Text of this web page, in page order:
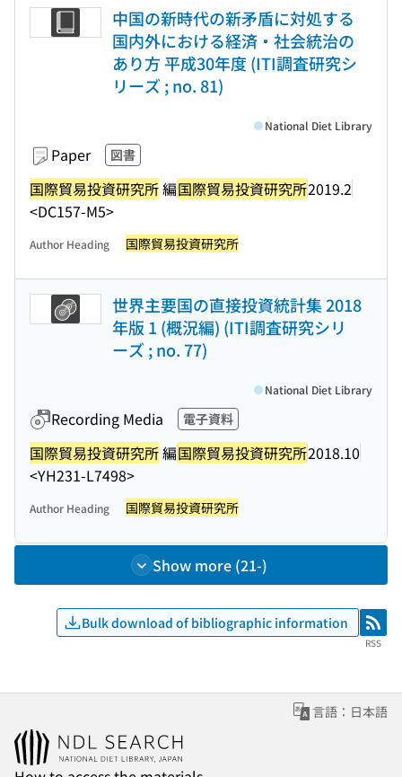
中国の新時代の新矛盾に対処する
国内外における経済・社会統治の
あり方 平成30年度 (ITI調査研究シ
リーズ ; no. 81)
Paper 図書
国際貿易投資研究所編国際貿易投資研究所2019.2
<DC157-M5>
National Diet Library
Author Heading 国際貿易投資研究所
世界主要国の直接投資統計集 2018
年版 1 (概況編) (ITI調査研究シリ
ーズ ; no. 77)
Recording Media 電子資料
国際貿易投資研究所編国際貿易投資研究所2018.10
<YH231-L7498>
National Diet Library
Author Heading 国際貿易投資研究所
Show more (21-)
Bulk download of bibliographic information RSS
RSS
言語：日本語